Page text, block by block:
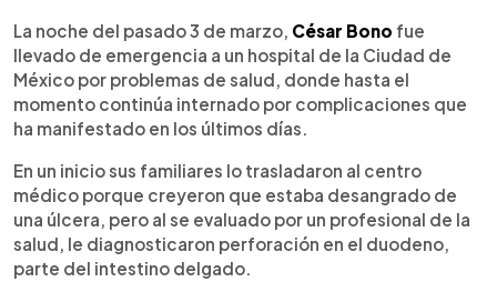
► Escuchar artículo
La noche del pasado 3 de marzo, César Bono fue
llevado de emergencia a un hospital de la Ciudad de
México por problemas de salud, donde hasta el
momento continúa internado por complicaciones que
ha manifestado en los últimos días.
En un inicio sus familiares lo trasladaron al centro
médico porque creyeron que estaba desangrado de
una úlcera, pero al se evaluado por un profesional de la
salud, le diagnosticaron perforación en el duodeno,
parte del intestino delgado.